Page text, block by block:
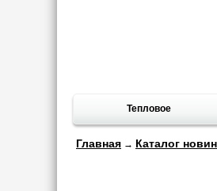
Тепловое
Главная → Каталог